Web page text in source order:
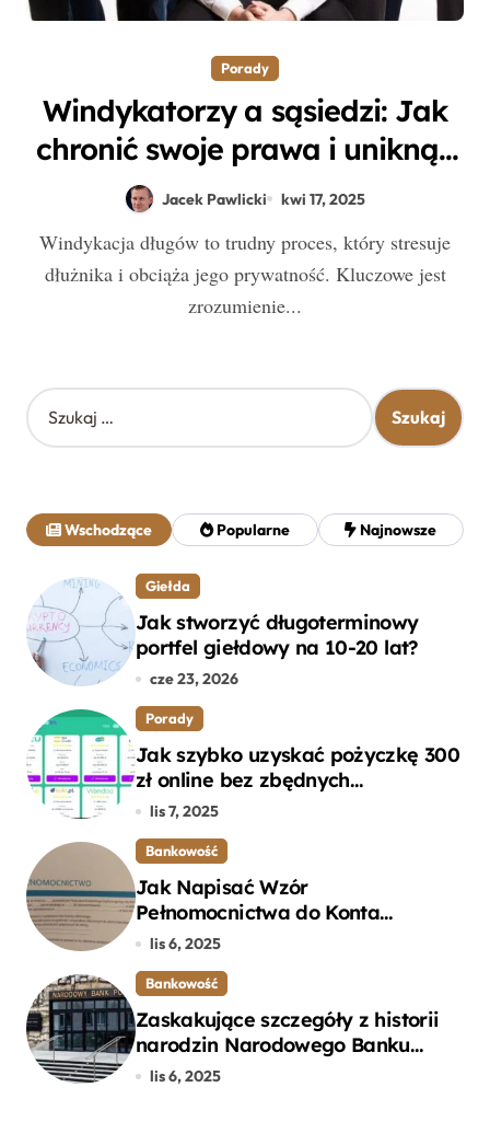
Porady
Windykatorzy a sąsiedzi: Jak
chronić swoje prawa i uniknąć
nieprzyjemnych sytuacji?
Jacek Pawlicki kwi 17, 2025
Windykacja długów to trudny proces, który stresuje
dłużnika i obciąża jego prywatność. Kluczowe jest
zrozumienie...
S
z
j
:
Wschodzące Popularne Najnowsze
Giełda
Jak stworzyć długoterminowy
portfel giełdowy na 10-20 lat?
cze 23, 2026
Porady
Jak szybko uzyskać pożyczkę 300
zł online bez zbędnych
formalności?
lis 7, 2025
Bankowość
Jak Napisać Wzór
Pełnomocnictwa do Konta
Bankowego – Praktyczny
lis 6, 2025
Bankowość
Zaskakujące szczegóły z historii
narodzin Narodowego Banku
Polskiego, o których mogłeś nie
lis 6, 2025